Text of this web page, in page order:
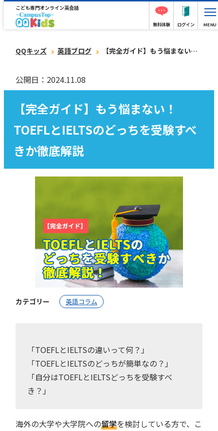
こども専門オンライン英会話
無料体験 ログイン MENU
QQキッズ 英語ブログ 【完全ガイド】もう悩まない！TOEFLとIELTSのどっちを受験すべきか徹底解説
公開日：2024.11.08
【完全ガイド】もう悩まない！
TOEFLとIELTSのどっちを受験すべ
きか徹底解説
カテゴリー 英語コラム
「TOEFLとIELTSの違いって何？」
「TOEFLとIELTSのどっちが簡単なの？」
「自分はTOEFLとIELTSどっちを受験すべ
き？」
海外の大学や大学院への留学を検討している方で、こ